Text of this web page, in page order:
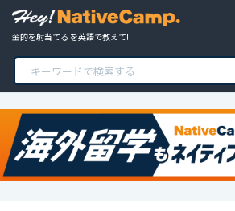
金的を射当てる を英語で教えて!